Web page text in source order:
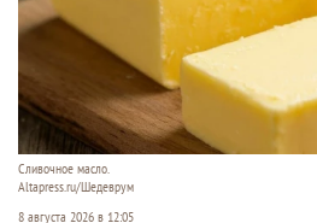
Сливочное масло.
Altapress.ru/Шедеврум
8 августа 2026 в 12:05